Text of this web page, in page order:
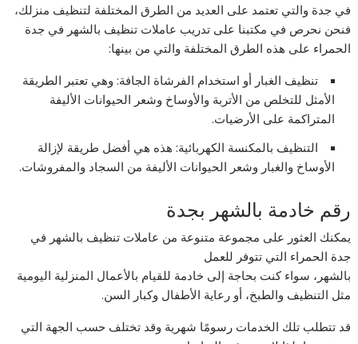
في جدة والتي تعتمد على العديد من الطرق المختلفة لتنظيف منزلك،
فنحن نحرص في مكتبنا على تدريب عاملات تنظيف بالشهر في جدة
الحمراء على هذه الطرق المختلفة والتي من بينها:
تنظيف الغبار أو استخدام الفرشاة الجافة: وهي تعتبر الطريقة
الأمثل للتخلص من الأتربة والأوساخ وشعر الحيوانات الأليفة
المتراكمة على الأرضيات.
التنظيف بالمكنسة الكهربائية: هذه هي أفضل طريقة لإزالة
الأوساخ والغبار وشعر الحيوانات الأليفة من السجاد والمفروشات.
رقم خادمة بالشهر بجدة
يمكنك العثور على مجموعة متنوعة من عاملات تنظيف بالشهر في
جدة الحمراء التي تتوفر للعمل
بالشهر، سواء كنت بحاجة إلى خادمة للقيام بالأعمال المنزلية اليومية
مثل التنظيف والطبخ، أو رعاية الأطفال وكبار السن.
قد تتطلب تلك الخدمات رسومًا شهرية وقد تختلف حسب الجهة التي